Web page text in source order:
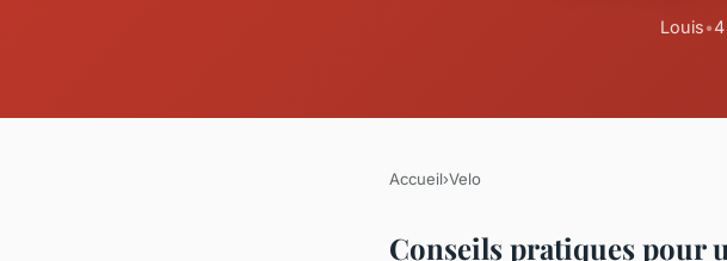
Louis•
Accueil›Velo
Conseils pratiques pour